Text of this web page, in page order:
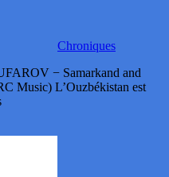
Chroniques
− Samarkand and
Music) L’Ouzbékistan est